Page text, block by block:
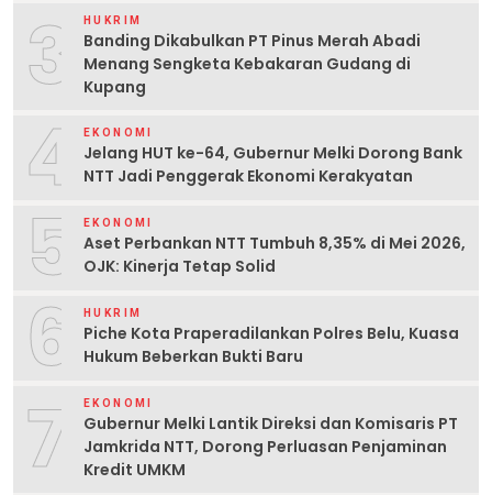
3 HUKRIM
Banding Dikabulkan PT Pinus Merah Abadi
Menang Sengketa Kebakaran Gudang di
Kupang
4 EKONOMI
Jelang HUT ke-64, Gubernur Melki Dorong Bank
NTT Jadi Penggerak Ekonomi Kerakyatan
5 EKONOMI
Aset Perbankan NTT Tumbuh 8,35% di Mei 2026,
OJK: Kinerja Tetap Solid
6 HUKRIM
Piche Kota Praperadilankan Polres Belu, Kuasa
Hukum Beberkan Bukti Baru
7 EKONOMI
Gubernur Melki Lantik Direksi dan Komisaris PT
Jamkrida NTT, Dorong Perluasan Penjaminan
Kredit UMKM